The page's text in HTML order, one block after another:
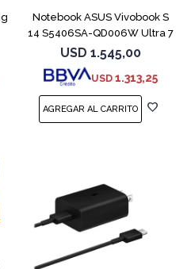
Notebook ASUS Vivobook S
14 S5406SA-QD006W Ultra 7
256V 1TB
USD 1.545,00
USD 1.313,25